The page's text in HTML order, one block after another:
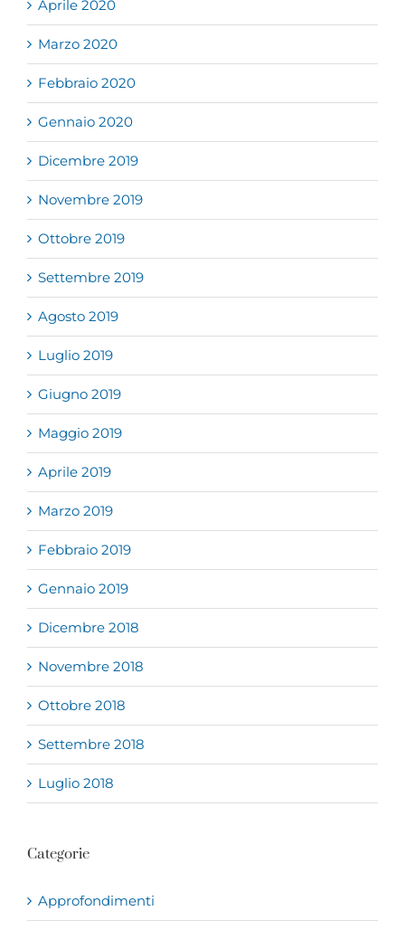
Aprile 2020
Marzo 2020
Febbraio 2020
Gennaio 2020
Dicembre 2019
Novembre 2019
Ottobre 2019
Settembre 2019
Agosto 2019
Luglio 2019
Giugno 2019
Maggio 2019
Aprile 2019
Marzo 2019
Febbraio 2019
Gennaio 2019
Dicembre 2018
Novembre 2018
Ottobre 2018
Settembre 2018
Luglio 2018
Categorie
Approfondimenti